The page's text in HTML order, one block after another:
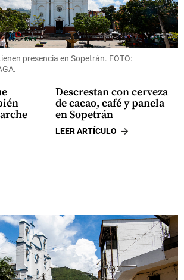
presencia en Sopetrán. FOTO:
Descrestan con cerveza
de cacao, café y panela
en Sopetrán
LEER ARTÍCULO